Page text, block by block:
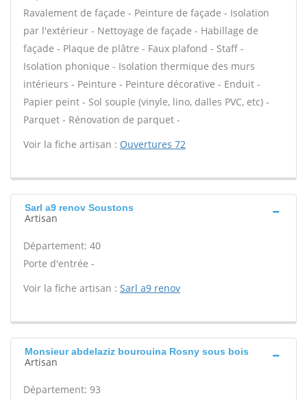
Ravalement de façade - Peinture de façade - Isolation
par l'extérieur - Nettoyage de façade - Habillage de
façade - Plaque de plâtre - Faux plafond - Staff -
Isolation phonique - Isolation thermique des murs
intérieurs - Peinture - Peinture décorative - Enduit -
Papier peint - Sol souple (vinyle, lino, dalles PVC, etc) -
Parquet - Rénovation de parquet -
Voir la fiche artisan : Ouvertures 72
Sarl a9 renov Soustons
Artisan
Département: 40
Porte d'entrée -
Voir la fiche artisan : Sarl a9 renov
Monsieur abdelaziz bourouina Rosny sous bois
Artisan
Département: 93